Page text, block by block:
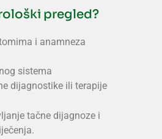
pregled?
i anamneza
sistema
dijagnostike ili terapije
tačne dijagnoze i